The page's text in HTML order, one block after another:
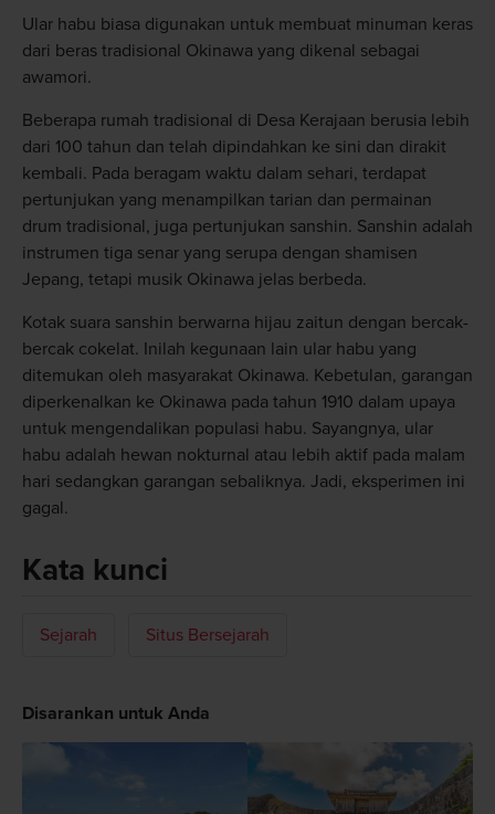
Ular habu biasa digunakan untuk membuat minuman keras
dari beras tradisional Okinawa yang dikenal sebagai
awamori.
Beberapa rumah tradisional di Desa Kerajaan berusia lebih
dari 100 tahun dan telah dipindahkan ke sini dan dirakit
kembali. Pada beragam waktu dalam sehari, terdapat
pertunjukan yang menampilkan tarian dan permainan
drum tradisional, juga pertunjukan sanshin. Sanshin adalah
instrumen tiga senar yang serupa dengan shamisen
Jepang, tetapi musik Okinawa jelas berbeda.
Kotak suara sanshin berwarna hijau zaitun dengan bercak-
bercak cokelat. Inilah kegunaan lain ular habu yang
ditemukan oleh masyarakat Okinawa. Kebetulan, garangan
diperkenalkan ke Okinawa pada tahun 1910 dalam upaya
untuk mengendalikan populasi habu. Sayangnya, ular
habu adalah hewan nokturnal atau lebih aktif pada malam
hari sedangkan garangan sebaliknya. Jadi, eksperimen ini
gagal.
Kata kunci
Sejarah Situs Bersejarah
Disarankan untuk Anda